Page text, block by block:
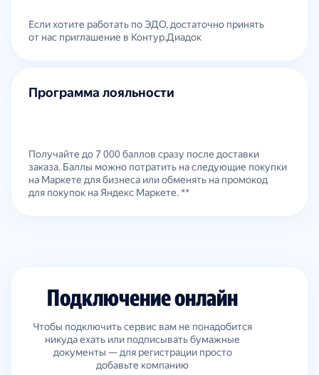
Если хотите работать по ЭДО, достаточно принять
от нас приглашение в Контур.Диадок
Программа лояльности
Получайте до 7 000 баллов сразу после доставки
заказа. Баллы можно потратить на следующие покупки
на Маркете для бизнеса или обменять на промокод
для покупок на Яндекс Маркете. **
Подключение онлайн
Чтобы подключить сервис вам не понадобится
никуда ехать или подписывать бумажные
документы — для регистрации просто
добавьте компанию